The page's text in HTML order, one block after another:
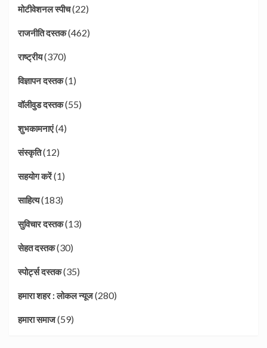
मोटीवेशनल स्पीच(22)
राजनीति दस्तक(462)
राष्ट्रीय(370)
विज्ञापन दस्तक(1)
वॉलीवुड दस्तक(55)
शुभकामनाएं(4)
संस्कृति(12)
सहयोग करें(1)
साहित्य(183)
सुविचार दस्तक(13)
सेहत दस्तक(30)
स्पोर्ट्स दस्तक(35)
हमारा शहर : लोकल न्यूज(280)
हमारा समाज(59)